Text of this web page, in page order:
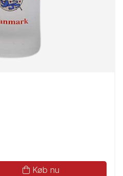
Køb nu